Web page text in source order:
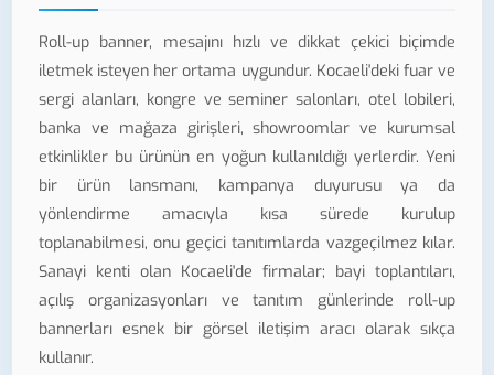
Roll-up banner, mesajını hızlı ve dikkat çekici biçimde
iletmek isteyen her ortama uygundur. Kocaeli'deki fuar ve
sergi alanları, kongre ve seminer salonları, otel lobileri,
banka ve mağaza girişleri, showroomlar ve kurumsal
etkinlikler bu ürünün en yoğun kullanıldığı yerlerdir. Yeni
bir ürün lansmanı, kampanya duyurusu ya da
yönlendirme amacıyla kısa sürede kurulup
toplanabilmesi, onu geçici tanıtımlarda vazgeçilmez kılar.
Sanayi kenti olan Kocaeli'de firmalar; bayi toplantıları,
açılış organizasyonları ve tanıtım günlerinde roll-up
bannerları esnek bir görsel iletişim aracı olarak sıkça
kullanır.